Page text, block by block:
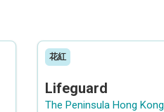
花紅
Lifeguard
The Peninsula Hong Kong